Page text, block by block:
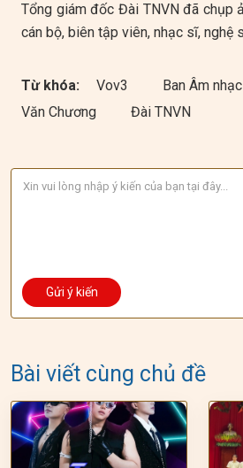
Tổng giám đốc Đài TNVN đã chụp
cán bộ, biên tập viên, nhạc sĩ, nghệ
Từ khóa: Vov3 Ban Âm nhạc
Văn Chương
Đài TNVN
Bài viết cùng chủ đề